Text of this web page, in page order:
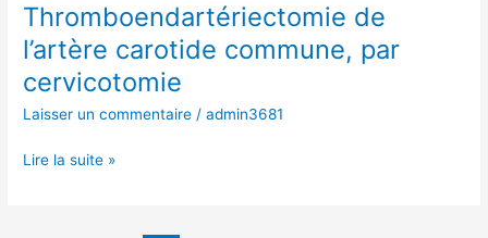
Thromboendartériectomie de
l’artère carotide commune, par
cervicotomie
Laisser un commentaire /admin3681
Thromboendartériectomie
de
l’artère
carotide
commune,
cervicotomie
Lire la suite »